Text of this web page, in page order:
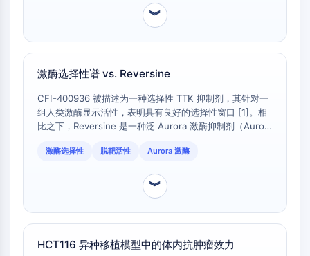
膜转运蛋白
GPCR/G蛋白
C类GPCR同义词：谷氨酸家族
B类GPCR同义词：促胰液素家族
A类GPCR同义词：视紫红质家族
蛋白降解靶向嵌合体
蛋白降解靶向嵌合体
ByeTAC
︾
激酶选择性谱 vs. Reversine
CFI-400936 被描述为一种选择性 TTK 抑制剂，其针对一
组人类激酶显示活性，表明具有良好的选择性窗口 [1]。相
比之下，Reversine 是一种泛 Aurora 激酶抑制剂（Aurora
的 IC50 值在低纳摩尔范围内。CFI-400936 独特的选择性
TTK 特异性表型而不受 Aurora 激酶抑制干扰的实验来说，
激酶选择性 脱靶活性 Aurora 激酶
︾
HCT116 异种移植模型中的体内抗肿瘤效力